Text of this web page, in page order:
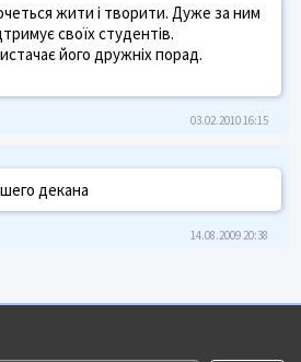
жити і творити. Дуже за ним
своїх студентів.
його дружніх порад.
03.02.2010 16:15
декана
14.08.2009 20:38